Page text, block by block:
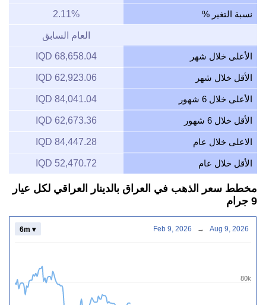
نسبة التغير % 2.11%
العام السابق
الأعلى خلال شهر 68,658.04 IQD
الأقل خلال شهر 62,923.06 IQD
الأعلى خلال 6 شهور 84,041.04 IQD
الأقل خلال 6 شهور 62,673.36 IQD
الاعلى خلال عام 84,447.28 IQD
الأقل خلال عام 52,470.72 IQD
مخطط سعر الذهب في العراق بالدينار العراقي لكل عيار
9 جرام
80k
6m ▾ Feb 9, 2026 → Aug 9, 2026